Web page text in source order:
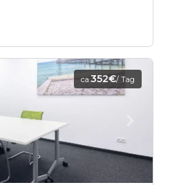
ca.352€/ Tag